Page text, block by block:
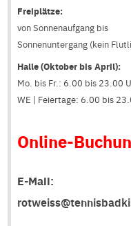
Freiplätze:
von Sonnenaufgang bis
Sonnenuntergang (kein
Halle (Oktober bis April):
Mo. bis Fr.: 6.00 bis 23.00
WE | Feiertage: 6.00 bis
Online-
E-Maii: